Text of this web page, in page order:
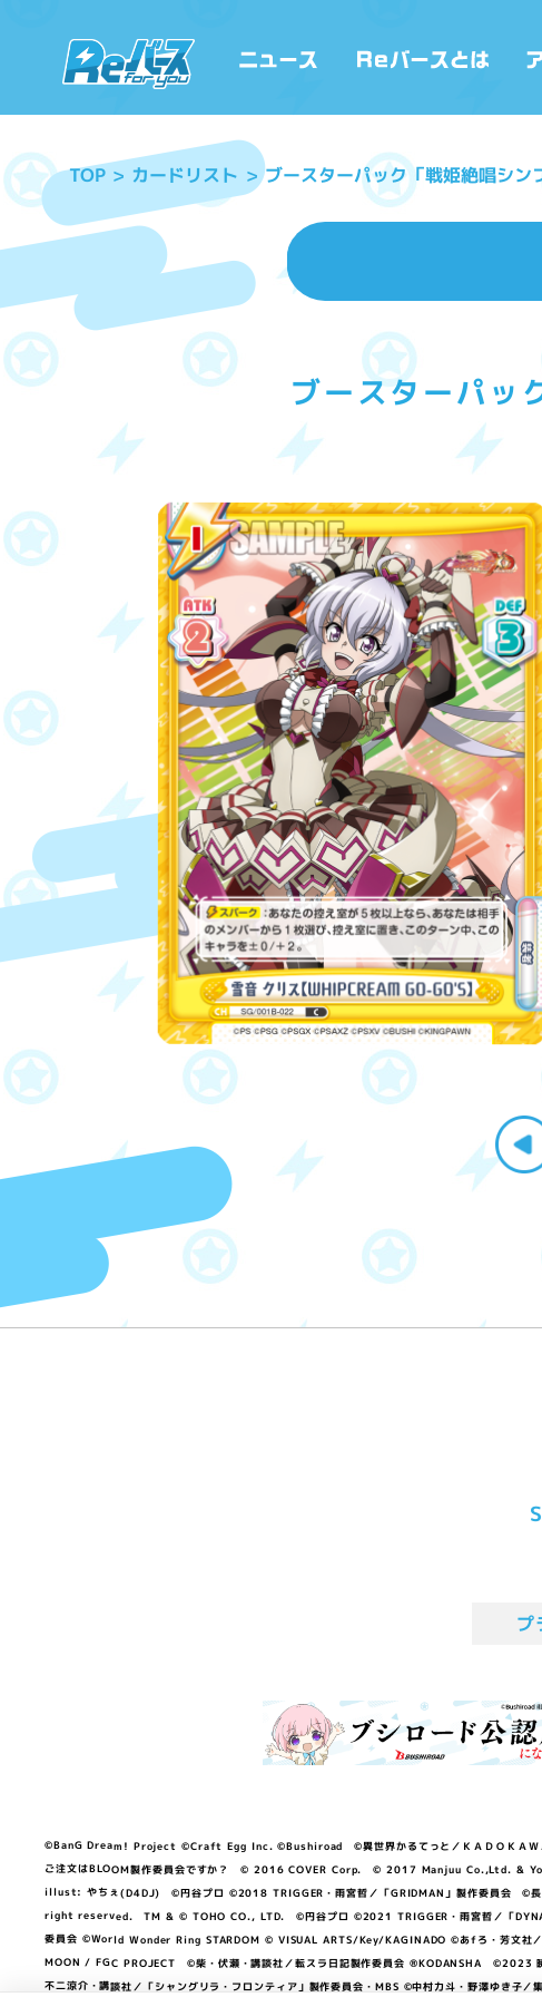
TOP カードリスト ブースターパック「戦姫絶唱シ
ブースターパッ
プ
©BanG Dream! Project ©Craft Egg Inc. ©Bushiroad ©異世界かるてっと／ＫＡＤＯＫ
ご注文はBLOOM製作委員会ですか？ © 2016 COVER Corp. © 2017 Manjuu
illust: やちぇ(D4DJ) ©円谷プロ ©2018 TRIGGER・雨宮哲／「GRIDMAN」製作委員会 ©長
right reserved. TM & © TOHO CO., LTD. ©円谷プロ ©2021 TRIGGER・雨宮哲／「
委員会 ©World Wonder Ring STARDOM © VISUAL ARTS/Key/KAGINADO ©あfろ・芳文社
MOON / FGC PROJECT ©柴・伏瀬・講談社／転スラ日記製作委員会 ®KODANSHA
不二涼介・講談社／「シャングリラ・フロンティア」製作委員会・MBS ©中村力斗・野澤ゆき